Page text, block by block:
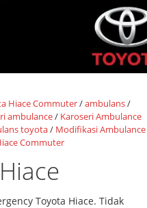
Hiace Commuter/ambulans/
ambulance/ Karoseri Ambulance
toyota/ Modifikasi Ambulance
Commuter
Toyota Hiace. Tidak